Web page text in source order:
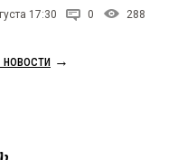
17:30 0 288
→